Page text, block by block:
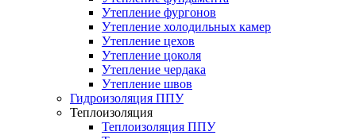
Утепление фургонов
Утепление холодильных камер
Утепление цехов
Утепление цоколя
Утепление чердака
Утепление швов
Гидроизоляция ППУ
Теплоизоляция
Теплоизоляция ППУ